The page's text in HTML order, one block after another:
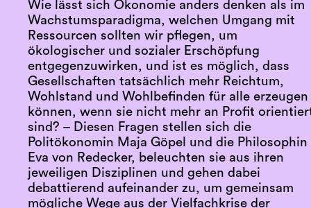
Wie lässt sich Ökonomie anders denken als im
Wachstumsparadigma, welchen Umgang mit
Ressourcen sollten wir pflegen, um
ökologischer und sozialer Erschöpfung
entgegenzuwirken, und ist es möglich, dass
Gesellschaften tatsächlich mehr Reichtum,
Wohlstand und Wohlbefinden für alle erzeugen
können, wenn sie nicht mehr an Profit
sind? – Diesen Fragen stellen sich die
Politökonomin Maja Göpel und die Philosophin
Eva von Redecker, beleuchten sie aus ihren
jeweiligen Disziplinen und gehen dabei
debattierend aufeinander zu, um gemeinsam
mögliche Wege aus der Vielfachkrise der